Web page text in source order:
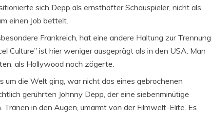
sich Depp als ernsthafter Schauspieler, nicht als
einen Job bettelt.
Frankreich, hat eine andere Haltung zur Trennung
Culture” ist hier weniger ausgeprägt als in den USA. Man
als Hollywood noch zögerte.
um die Welt ging, war nicht das eines gebrochenen
gerührten Johnny Depp, der eine siebenminütige
in den Augen, umarmt von der Filmwelt-Elite. Es